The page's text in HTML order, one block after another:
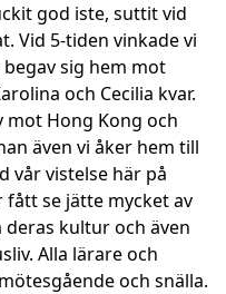
god iste, suttit vid
Vid 5-tiden vinkade vi
sig hem mot
och Cecilia kvar.
Hong Kong och
även vi åker hem till
vår vistelse här på
fått se jätte mycket av
kultur och även
Alla lärare och
och snälla.